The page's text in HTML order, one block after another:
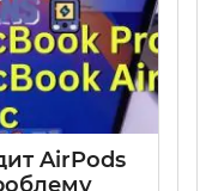
AirPods